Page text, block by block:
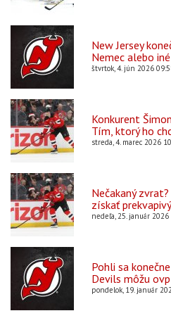
New Jersey
Nemec alebo
štvrtok, 4. jún 2026
Konkurent
Tím, ktorý ho
streda, 4. marec 2026
Nečakaný
získať
nedeľa, 25. január 2026
Pohli sa
Devils môžu
pondelok, 19. január